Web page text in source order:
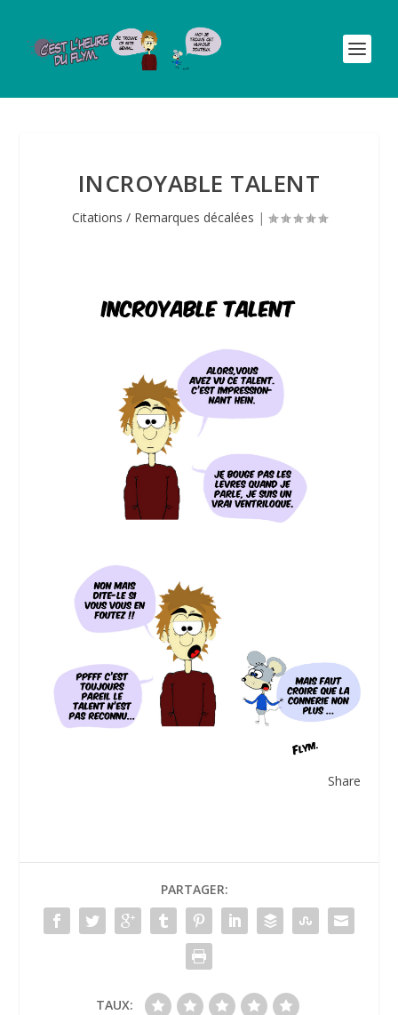
INCROYABLE TALENT
Citations / Remarques décalées |
Share
PARTAGER:
TAUX: